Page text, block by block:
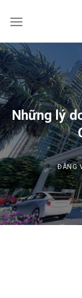
qua
dung
Những lý
ĐĂNG